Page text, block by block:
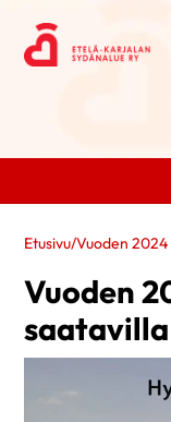
Etusivu/Vuoden
Vuoden
saatavilla